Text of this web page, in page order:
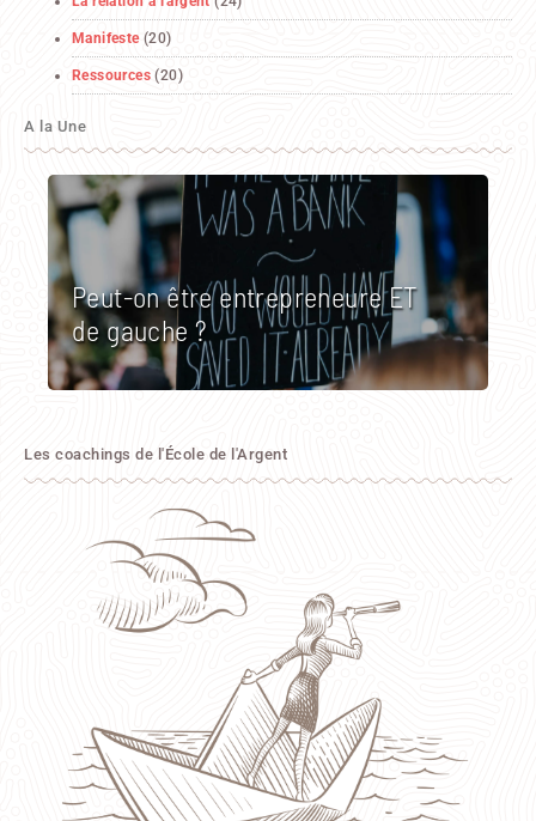
Manifeste(20)
Ressources (20)
A la Une
Peut-on être entrepreneure ET
de gauche ?
Les coachings de l'École de l'Argent